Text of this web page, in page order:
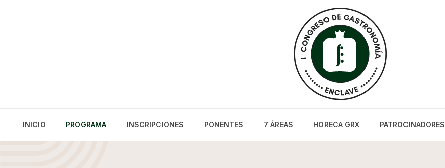
INICIO PROGRAMA INSCRIPCIONES PONENTES 7 ÁREAS HORECA GRX PATROCINADORES